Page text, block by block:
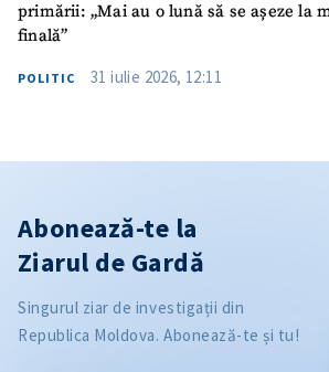
primării: „Mai au o lună să se așeze la
finală”
POLITIC 31 iulie 2026, 12:11
Abonează-te la
Ziarul de Gardă
Singurul ziar de investigații din
Republica Moldova. Abonează-te și tu!